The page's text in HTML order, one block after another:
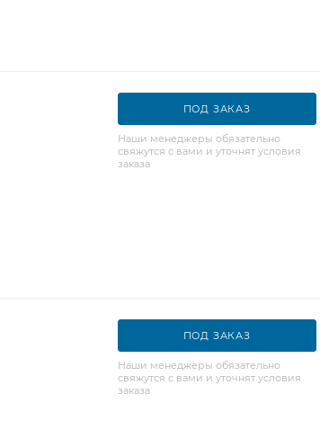
ПОД ЗАКАЗ
Наши менеджеры обязательно
свяжутся с вами и уточнят условия
заказа
ПОД ЗАКАЗ
Наши менеджеры обязательно
свяжутся с вами и уточнят условия
заказа